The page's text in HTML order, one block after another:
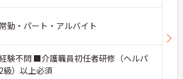
勤・パート・アルバイト
験不問 ■介護職員初任者研修（ヘルパ
級）以上必須